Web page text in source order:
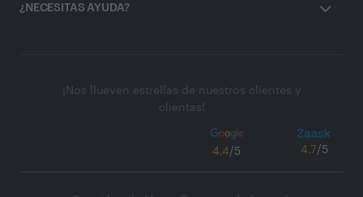
¿NECESITAS AYUDA?
¡Nos llueven estrellas de nuestros clientes y
clientas!
4.4/5 4.7/5